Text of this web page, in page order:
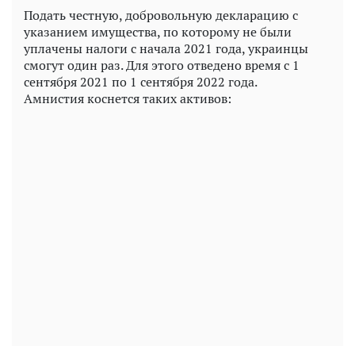
Подать честную, добровольную декларацию с
указанием имущества, по которому не были
уплачены налоги с начала 2021 года, украинцы
смогут один раз. Для этого отведено время с 1
сентября 2021 по 1 сентября 2022 года.
Амнистия коснется таких активов: